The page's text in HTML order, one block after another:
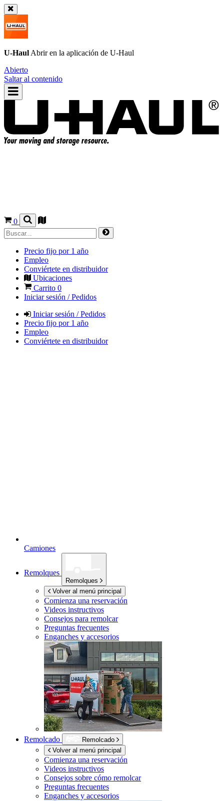
U-Haul Abrir en la aplicación de U-Haul
Abierto
Saltar al contenido
0
Precio fijo por 1 año
Empleo
Conviértete en distribuidor
Ubicaciones
Carrito 0
Iniciar sesión / Pedidos
Iniciar sesión / Pedidos
Precio fijo por 1 año
Empleo
Conviértete en distribuidor
Camiones
Remolques
Remolques
Volver al menú principal
Comienza una reservación
Videos instructivos
Consejos para remolcar
Preguntas frecuentes
Enganches y accesorios
Remolcado
Remolcado
Volver al menú principal
Comienza una reservación
Videos instructivos
Consejos sobre cómo remolcar
Preguntas frecuentes
Enganches y accesorios